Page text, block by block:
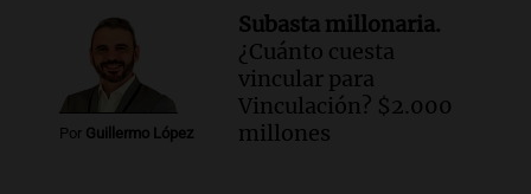
Rosario.
Ahora país
Episodios
Audio.
José Roccuzzo, cortes de carne y
compras de Antonella: bromas en
Por Guillermo López
Subasta millonaria.
¿Cuánto cuesta
vincular para
Vinculación? $2.000
millones